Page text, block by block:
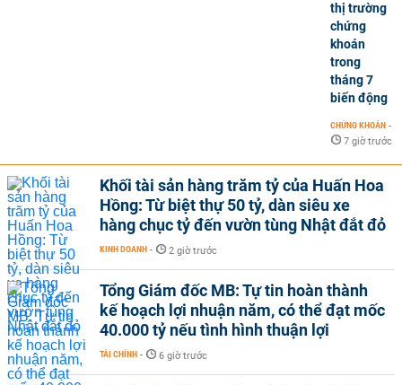
thị trường
chứng
khoán
trong
tháng 7
biến động
CHỨNG KHOÁN -
7 giờ trước
Khối tài sản hàng trăm tỷ của Huấn Hoa
Hồng: Từ biệt thự 50 tỷ, dàn siêu xe
hàng chục tỷ đến vườn tùng Nhật đắt đỏ
KINH DOANH - 2 giờ trước
Tổng Giám đốc MB: Tự tin hoàn thành
kế hoạch lợi nhuận năm, có thể đạt mốc
40.000 tỷ nếu tình hình thuận lợi
TÀI CHÍNH - 6 giờ trước